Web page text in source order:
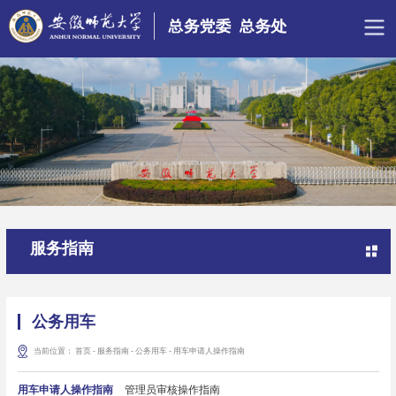
服务指南
公务用车
当前位置： 首页 - 服务指南 - 公务用车 - 用车申请人操作指南
用车申请人操作指南 管理员审核操作指南